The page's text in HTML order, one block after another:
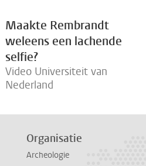
Maakte Rembrandt
weleens een lachende
selfie?
Video Universiteit van
Nederland
Organisatie
Archeologie